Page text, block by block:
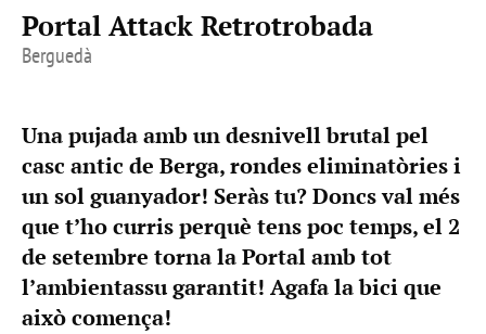
Portal Attack Retrotrobada
Berguedà
Una pujada amb un desnivell brutal pel
casc antic de Berga, rondes eliminatòries i
un sol guanyador! Seràs tu? Doncs val més
que t’ho curris perquè tens poc temps, el 2
de setembre torna la Portal amb tot
l’ambientassu garantit! Agafa la bici que
això comença!